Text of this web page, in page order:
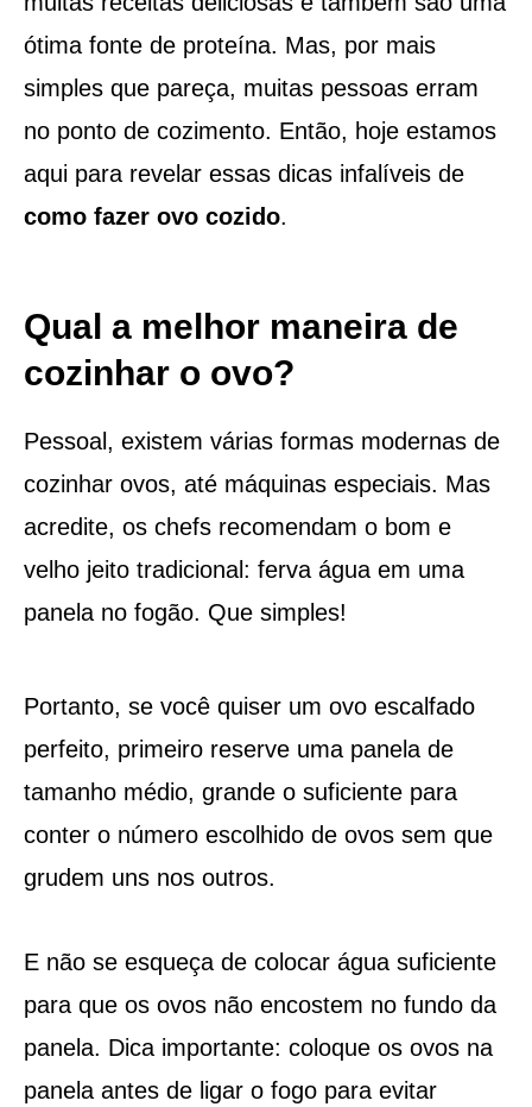
ótima fonte de proteína. Mas, por mais
simples que pareça, muitas pessoas erram
no ponto de cozimento. Então, hoje estamos
aqui para revelar essas dicas infalíveis de
como fazer ovo cozido.
Qual a melhor maneira de
cozinhar o ovo?
Pessoal, existem várias formas modernas de
cozinhar ovos, até máquinas especiais. Mas
acredite, os chefs recomendam o bom e
velho jeito tradicional: ferva água em uma
panela no fogão. Que simples!
Portanto, se você quiser um ovo escalfado
perfeito, primeiro reserve uma panela de
tamanho médio, grande o suficiente para
conter o número escolhido de ovos sem que
grudem uns nos outros.
E não se esqueça de colocar água suficiente
para que os ovos não encostem no fundo da
panela. Dica importante: coloque os ovos na
panela antes de ligar o fogo para evitar